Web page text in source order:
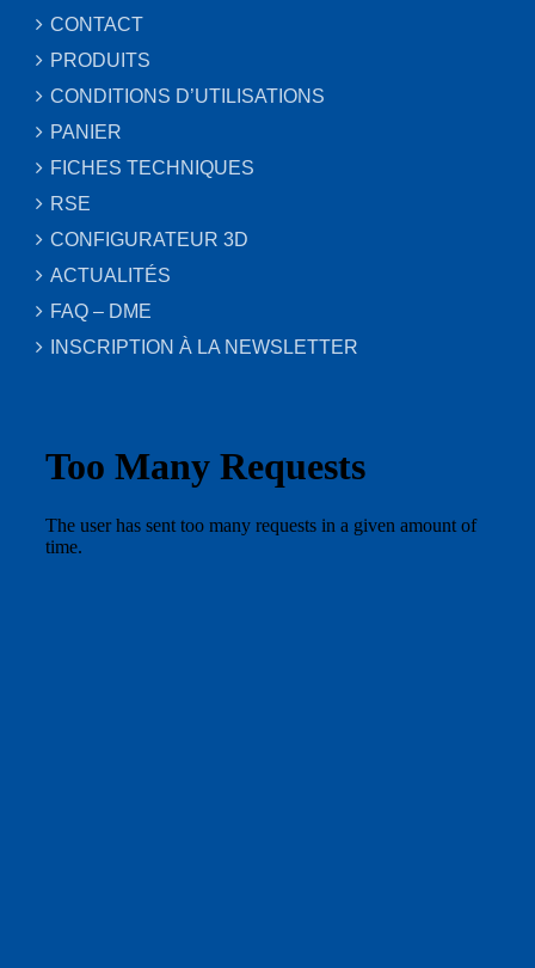
CONTACT
PRODUITS
CONDITIONS D’UTILISATIONS
PANIER
FICHES TECHNIQUES
RSE
CONFIGURATEUR 3D
ACTUALITÉS
FAQ – DME
INSCRIPTION À LA NEWSLETTER